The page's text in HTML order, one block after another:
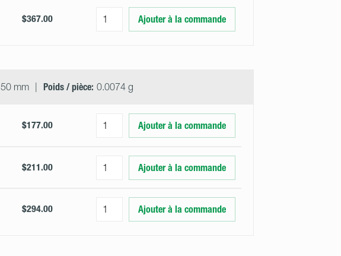
$367.00 Ajouter à la commande
50 mm Poids / pièce: 0.0074 g
$177.00 Ajouter à la commande
$211.00 Ajouter à la commande
$294.00 Ajouter à la commande